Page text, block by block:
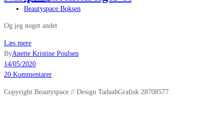
Beautyspace Boksen
Og jeg noget andet
Læs mere
ByAnette Kristine Poulsen
14/05/2020
20 Kommentarer
Copyright Beautyspace // Design TadaahGrafisk 28708577